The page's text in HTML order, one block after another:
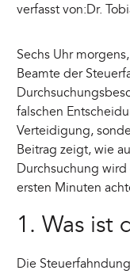
verfasst von:Dr.
Sechs Uhr
Beamte der
falschen
Verteidigung,
Beitrag zeigt, wie
Durchsuchung
ersten Minuten
1. Was ist
Die